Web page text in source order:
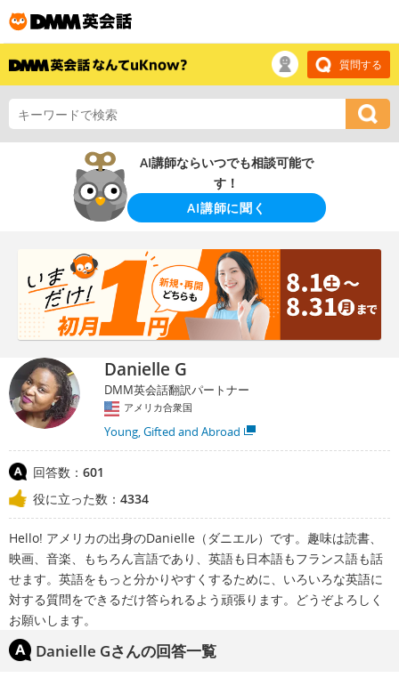
質問する
AI講師ならいつでも相談可能で
す！
AI講師に聞く
Danielle G
DMM英会話翻訳パートナー
アメリカ合衆国
Young, Gifted and Abroad
回答数： 601
役に立った数： 4334
Hello! アメリカの出身のDanielle（ダニエル）です。趣味は読書、
映画、音楽、もちろん言語であり、英語も日本語もフランス語も話
せます。英語をもっと分かりやすくするために、いろいろな英語に
対する質問をできるだけ答られるよう頑張ります。どうぞよろしく
お願いします。
Danielle Gさんの回答一覧